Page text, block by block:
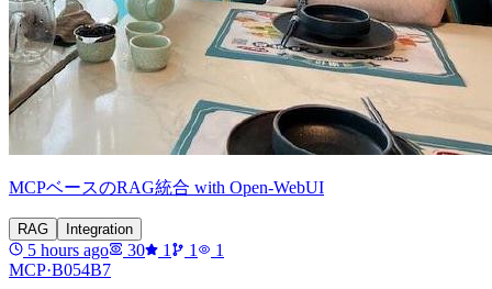
MCPベースのRAG統合 with Open-WebUI
RAG Integration
5 hours ago 30 1 1
1
MCP·B054B7